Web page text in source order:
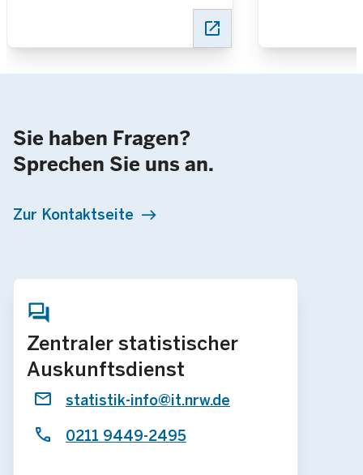
open_in_new
Sie haben Fragen?
Sprechen Sie uns an.
Zur Kontaktseite
Zentraler statistischer
Auskunftsdienst
statistik-info@it.nrw.de
0211 9449-2495